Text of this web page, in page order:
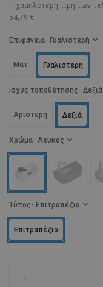
Η χαμηλότερη τιμή των
54,79 €
Χρώμα - Λευκός
Επιφάνεια - Γυαλιστερή
Ματ Γυαλιστερή
Τύπος - Επιτραπέζιο
Επιτραπέζιο
Ισχύς τοποθέτησης - Δεξιά
Δεξιά
Αριστερή
-